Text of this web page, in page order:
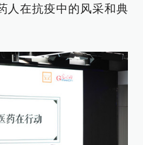
人在抗疫中的风采和典